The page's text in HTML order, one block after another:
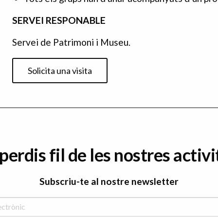
SERVEI RESPONABLE
Servei de Patrimoni i Museu.
Solicita una visita
fil de les nostres
Subscriu-te al nostre newsletter